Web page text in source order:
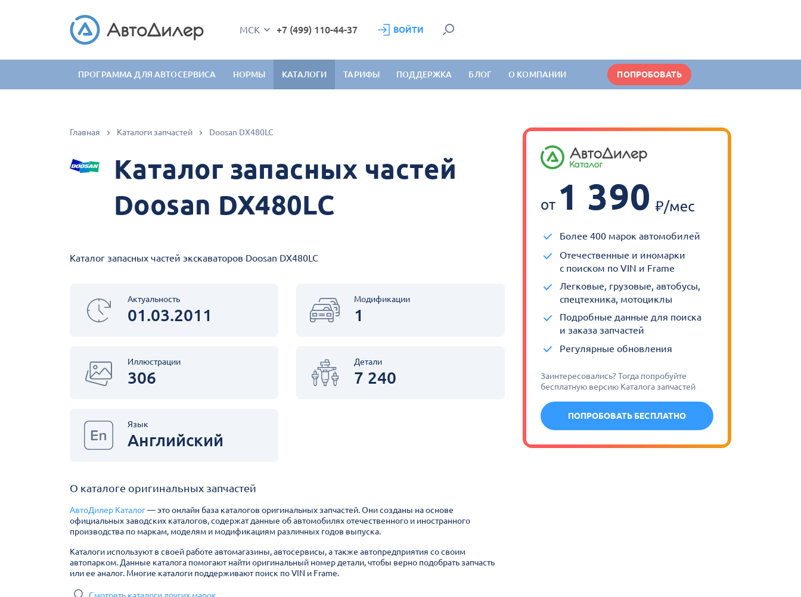
МСК +7 (499) 110-44-37 ВОЙТИ
ПРОГРАММА ДЛЯ АВТОСЕРВИСА НОРМЫ КАТАЛОГИ ТАРИФЫ ПОДДЕРЖКА БЛОГ О КОМПАНИИ ПОПРОБОВАТЬ
Главная Каталоги запчастей Doosan DX480LC
Каталог запасных частей
Doosan DX480LC
Каталог запасных частей экскаваторов Doosan DX480LC
Актуальность
01.03.2011
Модификации
1
Иллюстрации
306
Детали
7 240
Язык
Английский
О каталоге оригинальных запчастей
АвтоДилер Каталог— это онлайн база каталогов оригинальных запчастей. Они созданы на основе
официальных заводских каталогов, содержат данные об автомобилях отечественного и иностранного
производства по маркам, моделям и модификациям различных годов выпуска.
Каталоги используют в своей работе автомагазины, автосервисы, а также автопредприятия со своим
автопарком. Данные каталога помогают найти оригинальный номер детали, чтобы верно подобрать запчасть
или ее аналог. Многие каталоги поддерживают поиск по VIN и Frame.
от 1 390
Более 400 марок автомобилей
Отечественные и иномарки
с поиском по VIN и Frame
Легковые, грузовые, автобусы,
спецтехника, мотоциклы
Подробные данные для поиска
и заказа запчастей
Регулярные обновления
Заинтересовались? Тогда попробуйте
бесплатную версию Каталога запчастей
ПОПРОБОВАТЬ БЕСПЛАТНО